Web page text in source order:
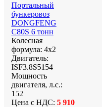
Портальный
бункеровоз
DONGFENG
C80S 6 тонн
Колесная
формула: 4х2
Двигатель:
ISF3.8S5154
Мощность
двигателя, л.с.:
152
Цена с НДС: 5 910